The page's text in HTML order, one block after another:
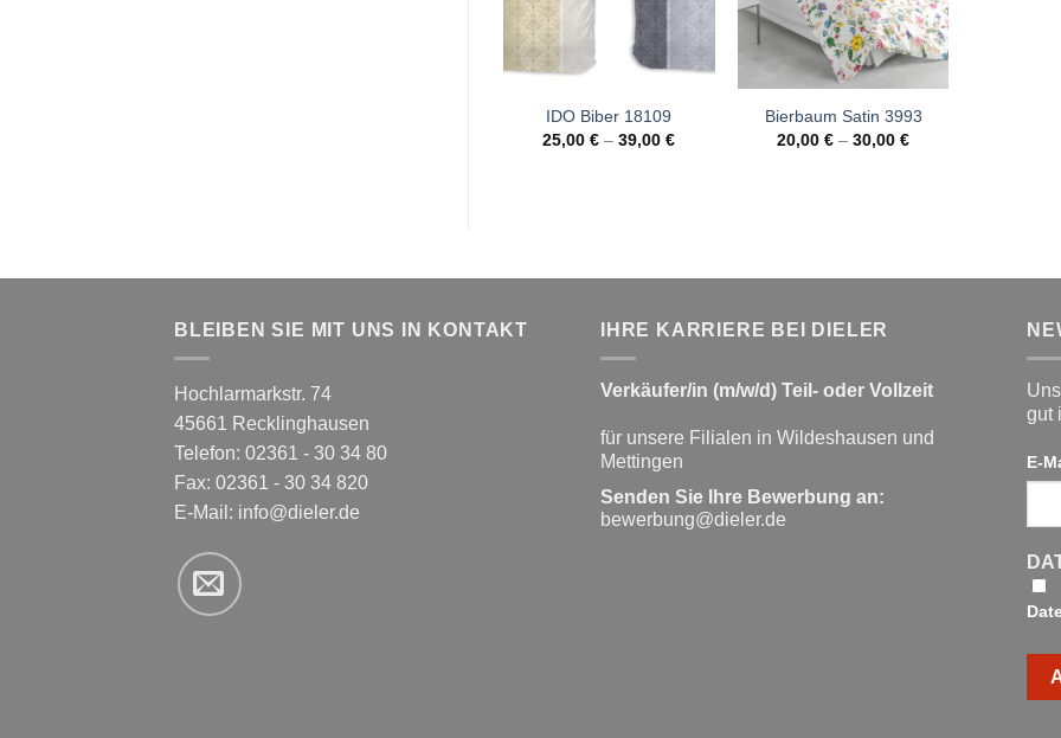
IDO Biber 18109
25,00€ –39,00€
Bierbaum Satin 3993
20,00€ –30,00€
BLEIBEN SIE MIT UNS IN KONTAKT
Hochlarmarkstr. 74
45661 Recklinghausen
Telefon: 02361 - 30 34 80
Fax: 02361 - 30 34 820
E-Mail: info@dieler.de
IHRE KARRIERE BEI DIELER
Verkäufer/in (m/w/d) Teil- oder Vollzeit
für unsere Filialen in Wildeshausen und
Mettingen
Senden Sie Ihre Bewerbung an:
bewerbung@dieler.de
gut
E-